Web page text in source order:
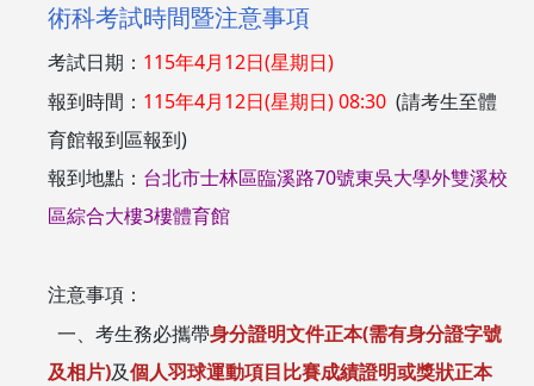
術科考試時間暨注意事項
考試日期： 115年4月12日(星期日)
報到時間： 115年4月12日(星期日) 08:30 (請考生至體
育館報到區報到)
報到地點： 台北市士林區臨溪路70號東吳大學外雙溪校
區綜合大樓3樓體育館
注意事項：
一、考生務必攜帶身分證明文件正本(需有身分證字號
及相片)及個人羽球運動項目比賽成績證明或獎狀正本